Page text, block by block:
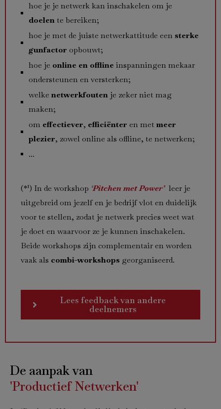
hoe je je netwerk kan inschakelen om je
doelen te bereiken;
hoe je met de juiste netwerkattitude een sterke
gunfactor opbouwt;
hoe je online en offline inspanningen mekaar
ondersteunen en versterken;
welkenetwerkfouten je zeker niet mag
maken;
om effectiever, efficiënter en metmeer
plezier, zowel online als offline, te netwerken;
...
(*¹) In de workshop ‘Pitchen met Power’leer je
uitgebreid om jezelf en je bedrijf vlot en duidelijk
voor te stellen, zodat je netwerk precies weet wat
je doet en waarvoor ze je kunnen inschakelen.
Beide workshops zijn complementair en worden
vaak als combi-workshops georganiseerd.
Lees feedback van andere
deelnemers
De aanpak van
'Productief Netwerken'